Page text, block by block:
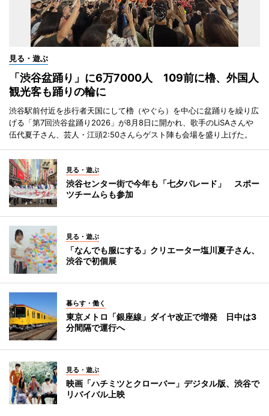
見る・遊ぶ
「渋谷盆踊り」に6万7000人 109前に櫓、外国人
観光客も踊りの輪に
渋谷駅前付近を歩行者天国にして櫓（やぐら）を中心に盆踊りを繰り広
げる「第7回渋谷盆踊り2026」が8月8日に開かれ、歌手のLiSAさんや
伍代夏子さん、芸人・江頭2:50さんらゲスト陣も会場を盛り上げた。
見る・遊ぶ
渋谷センター街で今年も「七夕パレード」 スポー
ツチームらも参加
見る・遊ぶ
「なんでも服にする」クリエーター塩川夏子さん、
渋谷で初個展
暮らす・働く
東京メトロ「銀座線」ダイヤ改正で増発 日中は3
分間隔で運行へ
見る・遊ぶ
映画「ハチミツとクローバー」デジタル版、渋谷で
リバイバル上映